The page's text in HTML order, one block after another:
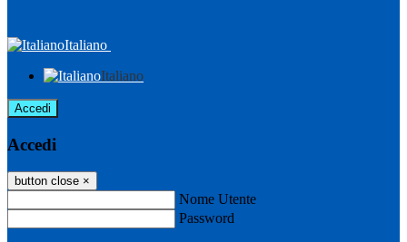
Italiano
Italiano
Accedi
Accedi
button close ×
Nome Utente
Password